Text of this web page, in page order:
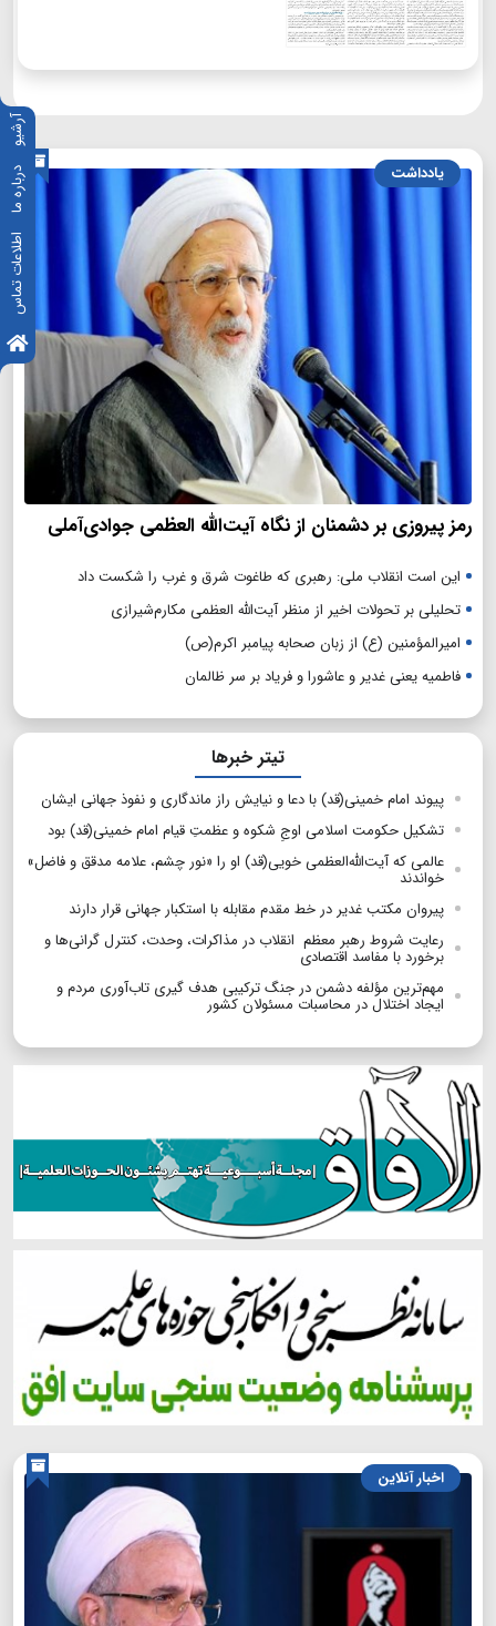
آرشیو
درباره ما
اطلاعات تماس
یادداشت
رمز پیروزی بر دشمنان از نگاه آیت‌الله العظمی جوادی‌آملی
این است انقلاب ملی: رهبری که طاغوت شرق و غرب را شکست داد
تحلیلی بر تحولات اخیر از منظر آیت‌الله العظمی مکارم‌شیرازی
امیرالمؤمنین (ع) از زبان صحابه پیامبر اکرم(ص)
فاطمیه یعنی غدیر و عاشورا و فریاد بر سر ظالمان
تیتر خبرها
پیوند امام خمینی(قد) با دعا و نیایش راز ماندگاری و نفوذ جهانی ایشان
تشکیل حکومت اسلامی اوجِ شکوه و عظمتِ قیام امام خمینی(قد) بود
عالمی که آیت‌الله‌العظمی خویی(قد) او را «نور چشم، علامه مدقق و فاضل»
خواندند
پیروان مکتب غدیر در خط مقدم مقابله با استکبار جهانی قرار دارند
رعایت شروط رهبر معظم انقلاب در مذاکرات، وحدت، کنترل گرانی‌ها و
برخورد با مفاسد اقتصادی
مهم‌ترین مؤلفه دشمن در جنگ ترکیبی هدف گیری تاب‌آوری مردم و
ایجاد اختلال در محاسبات مسئولان کشور
اخبار آنلاین